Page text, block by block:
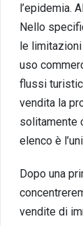
l’epidemia.
Nello
le
uso
flussi
vendita la
solitamente
elenco è
Dopo una
vendite di